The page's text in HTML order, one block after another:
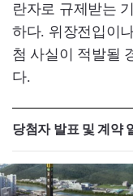
란자로 규제받는
하다. 위장전입이
첨 사실이 적발될
다.
당첨자 발표 및 계약